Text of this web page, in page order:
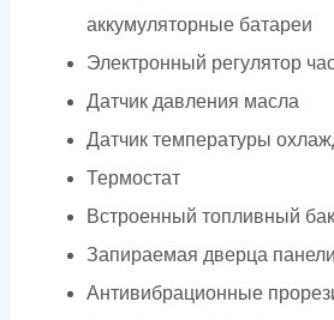
аккумуляторные батареи
Электронный регулятор
Датчик давления масла
Датчик температуры
Термостат
Встроенный топливный бак
Запираемая дверца
Антивибрационные